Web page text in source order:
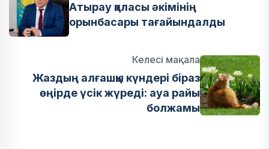
Атырау қаласы әкімінің
орынбасары тағайындалды
Келесі мақала
Жаздың алғашқы күндері біраз
өңірде үсік жүреді: ауа райы
болжамы